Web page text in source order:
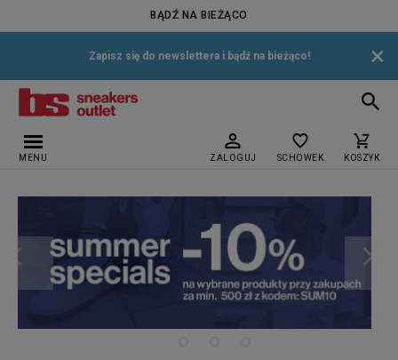
BĄDŹ NA BIEŻĄCO
Zapisz się do newslettera i bądź na bieżąco! ×
MENU ZALOGUJ SCHOWEK KOSZYK